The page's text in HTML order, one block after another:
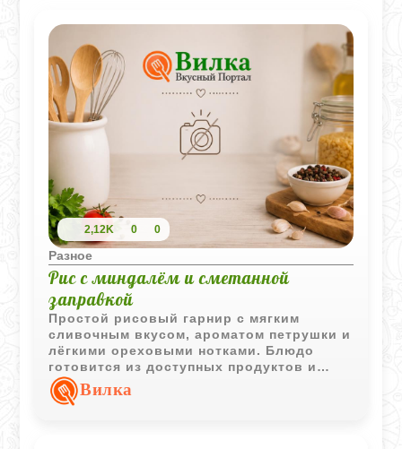
2,12K 0 0
Разное
Рис с миндалём и сметанной
заправкой
Простой рисовый гарнир с мягким
сливочным вкусом, ароматом петрушки и
лёгкими ореховыми нотками. Блюдо
готовится из доступных продуктов и
подходит как для самостоятельной
подачи, так и в качестве дополнения к
Вилка